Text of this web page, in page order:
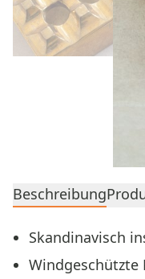
Beschreibung
Skandinavisch
Windgeschützte